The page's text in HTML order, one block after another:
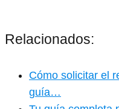
Relacionados:
Cómo solicitar el
guía…